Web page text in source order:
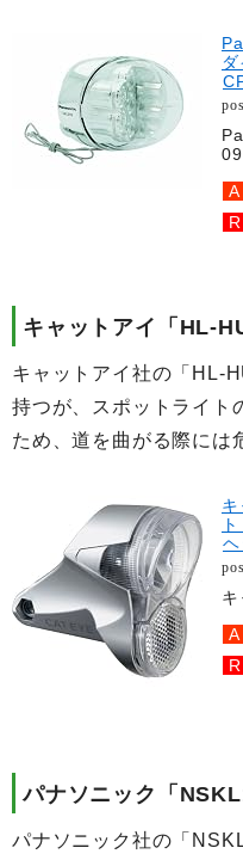
09
キャットアイ「HL-
キャットアイ社の「HL-
持つが、スポットライト
ため、道を曲がる際には
パナソニック「
パナソニック社の「